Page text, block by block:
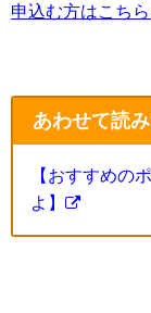
申込む方はこちら
あわせて読
【おすすめの
よ】